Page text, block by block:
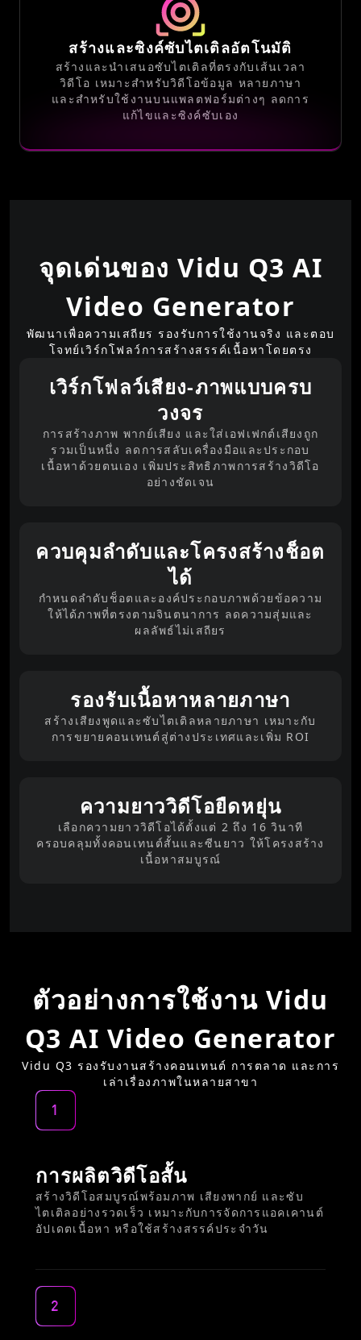
สร้างและซิงค์ซับไตเติลอัตโนมัติ
สร้างและนำเสนอซับไตเติลที่ตรงกับเส้นเวลา
วิดีโอ เหมาะสำหรับวิดีโอข้อมูล หลายภาษา
และสำหรับใช้งานบนแพลตฟอร์มต่างๆ ลดการ
แก้ไขและซิงค์ซับเอง
จุดเด่นของ Vidu Q3 AI
Video Generator
พัฒนาเพื่อความเสถียร รองรับการใช้งานจริง และตอบ
โจทย์เวิร์กโฟลว์การสร้างสรรค์เนื้อหาโดยตรง
เวิร์กโฟลว์เสียง-ภาพแบบครบ
วงจร
การสร้างภาพ พากย์เสียง และใส่เอฟเฟกต์เสียงถูก
รวมเป็นหนึ่ง ลดการสลับเครื่องมือและประกอบ
เนื้อหาด้วยตนเอง เพิ่มประสิทธิภาพการสร้างวิดีโอ
อย่างชัดเจน
ควบคุมลำดับและโครงสร้างช็อต
ได้
กำหนดลำดับช็อตและองค์ประกอบภาพด้วยข้อความ
ให้ได้ภาพที่ตรงตามจินตนาการ ลดความสุ่มและ
ผลลัพธ์ไม่เสถียร
รองรับเนื้อหาหลายภาษา
สร้างเสียงพูดและซับไตเติลหลายภาษา เหมาะกับ
การขยายคอนเทนต์สู่ต่างประเทศและเพิ่ม ROI
ความยาววิดีโอยืดหยุ่น
เลือกความยาววิดีโอได้ตั้งแต่ 2 ถึง 16 วินาที
ครอบคลุมทั้งคอนเทนต์สั้นและซีนยาว ให้โครงสร้าง
เนื้อหาสมบูรณ์
ตัวอย่างการใช้งาน Vidu
Q3 AI Video Generator
Vidu Q3 รองรับงานสร้างคอนเทนต์ การตลาด และการ
เล่าเรื่องภาพในหลายสาขา
1
การผลิตวิดีโอสั้น
สร้างวิดีโอสมบูรณ์พร้อมภาพ เสียงพากย์ และซับ
ไตเติลอย่างรวดเร็ว เหมาะกับการจัดการแอคเคานต์
อัปเดตเนื้อหา หรือใช้สร้างสรรค์ประจำวัน
2